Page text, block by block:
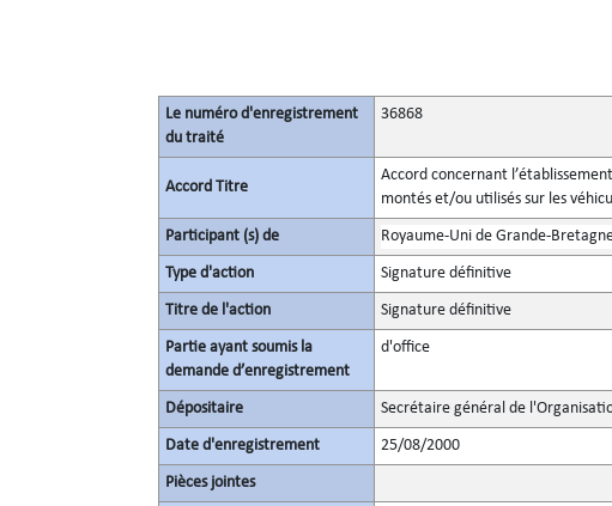
Le numéro d'enregistrement
du traité
36868
Accord Titre
Accord concernant
montés et/ou utilisés sur les
Participant (s) de Royaume-Uni de Grande-
Type d'action Signature définitive
Titre de l'action Signature définitive
Partie ayant soumis la
demande d’enregistrement
d'office
Dépositaire Secrétaire général de
Date d'enregistrement 25/08/2000
Pièces jointes